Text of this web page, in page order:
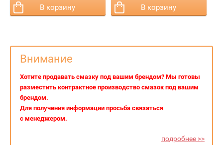
В корзину В корзину
Внимание
Хотите продавать смазку под вашим брендом? Мы готовы
разместить контрактное производство смазок под вашим
брендом.
Для получения информации просьба связаться
с менеджером.
подробнее >>